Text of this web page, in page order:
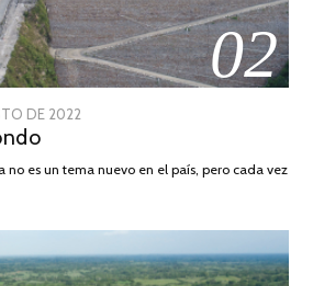
02
DE 2022
DE
no es un tema nuevo en el país, pero cada vez